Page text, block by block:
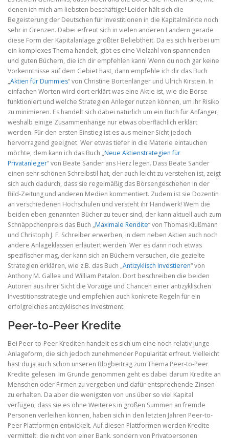
denen ich mich am liebsten beschäftige! Leider hält sich die
Begeisterung der Deutschen für Investitionen in die Kapitalmärkte noch
sehr in Grenzen. Dabei erfreut sich in vielen anderen Ländern gerade
diese Form der Kapitalanlage größter Beliebtheit. Da es sich hierbei um
ein komplexes Thema handelt, gibt es eine Vielzahl von spannenden
und guten Büchern, die ich dir empfehlen kann! Wenn du noch gar keine
Vorkenntnisse auf dem Gebiet hast, dann empfehle ich dir das Buch
„Aktien für Dummies“ von Christine Bortenlänger und Ulrich Kirstein. In
einfachen Worten wird dort erklärt was eine Aktie ist, wie die Börse
funktioniert und welche Strategien Anleger nutzen können, um ihr Risiko
zu minimieren. Es handelt sich dabei natürlich um ein Buch für Anfänger,
weshalb einige Zusammenhänge nur etwas oberflächlich erklärt
werden. Für den ersten Einstieg ist es aus meiner Sicht jedoch
hervorragend geeignet. Wer etwas tiefer in die Materie eintauchen
möchte, dem kann ich das Buch „Neue Aktienstrategien für
Privatanleger“ von Beate Sander ans Herz legen. Dass Beate Sander
einen sehr schönen Schreibstil hat, der auch leicht zu verstehen ist, zeigt
sich auch dadurch, dass sie regelmäßig das Börsengeschehen in der
Bild-Zeitung und anderen Medien kommentiert. Zudem ist sie Dozentin
an verschiedenen Hochschulen und versteht ihr Handwerk! Wem die
beiden eben genannten Bücher zu teuer sind, der kann aktuell auch zum
Schnäppchenpreis das Buch „Maximale Rendite“ von Thomas Klußmann
und Christoph J. F. Schreiber erwerben, in dem neben Aktien auch noch
andere Anlageklassen erläutert werden. Wer es dann noch etwas
spezifischer mag, der kann sich an Büchern versuchen, die gezielte
Strategien erklären, wie z.B. das Buch „Antizyklisch Investieren“ von
Anthony M. Gallea und William Patalon. Dort beschreiben die beiden
Autoren aus ihrer Sicht die Vorzüge und Chancen einer antizyklischen
Investitionsstrategie und empfehlen auch konkrete Regeln für ein
erfolgreiches antizyklisches Investment.
Peer-to-Peer Kredite
Bei Peer-to-Peer Krediten handelt es sich um eine noch relativ junge
Anlageform, die sich jedoch zunehmender Popularität erfreut. Vielleicht
hast du ja auch schon unseren Blogbeitrag zum Thema Peer-to-Peer
Kredite gelesen. Im Grunde genommen geht es dabei darum Kredite an
Menschen oder Firmen zu vergeben und dafür entsprechende Zinsen
zu erhalten. Da aber die wenigsten von uns über so viel Kapital
verfügen, dass sie es ohne Weiteres in großen Summen an fremde
Personen verleihen können, haben sich in den letzten Jahren Peer-to-
Peer Plattformen entwickelt. Auf diesen Plattformen werden Kredite
vermittelt, die nicht von einer Bank, sondern von Privatpersonen